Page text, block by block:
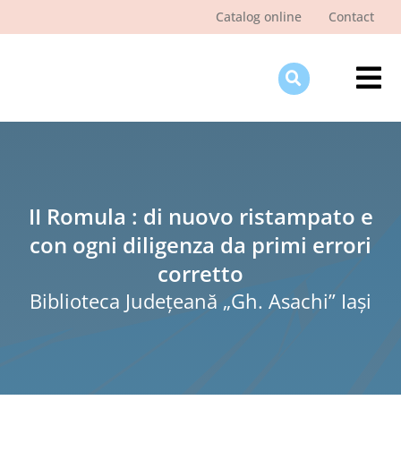
Catalog online Contact
II Romula : di nuovo ristampato e
con ogni diligenza da primi errori
corretto
Biblioteca Judeţeană „Gh. Asachi” Iaşi